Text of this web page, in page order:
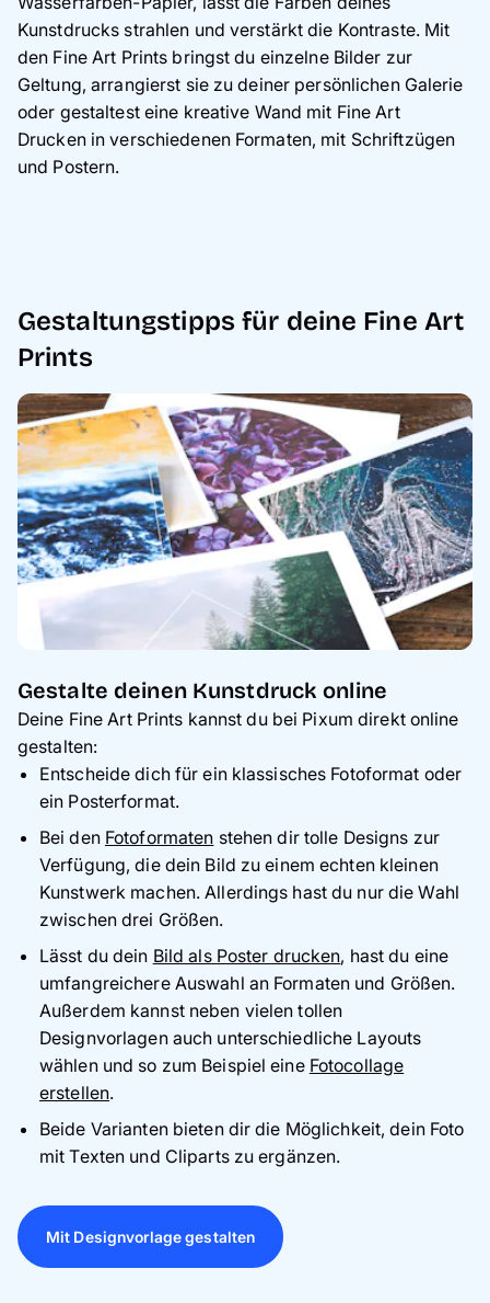
Kunstdrucks strahlen und verstärkt die Kontraste. Mit
den Fine Art Prints bringst du einzelne Bilder zur
Geltung, arrangierst sie zu deiner persönlichen Galerie
oder gestaltest eine kreative Wand mit Fine Art
Drucken in verschiedenen Formaten, mit Schriftzügen
und Postern.
Gestaltungstipps für deine Fine Art
Prints
Gestalte deinen Kunstdruck online
Deine Fine Art Prints kannst du bei Pixum direkt online
gestalten:
Entscheide dich für ein klassisches Fotoformat oder
ein Posterformat.
Bei den Fotoformaten stehen dir tolle Designs zur
Verfügung, die dein Bild zu einem echten kleinen
Kunstwerk machen. Allerdings hast du nur die Wahl
zwischen drei Größen.
Lässt du dein Bild als Poster drucken, hast du eine
umfangreichere Auswahl an Formaten und Größen.
Außerdem kannst neben vielen tollen
Designvorlagen auch unterschiedliche Layouts
wählen und so zum Beispiel eine Fotocollage
erstellen.
Beide Varianten bieten dir die Möglichkeit, dein Foto
mit Texten und Cliparts zu ergänzen.
Mit Designvorlage gestalten